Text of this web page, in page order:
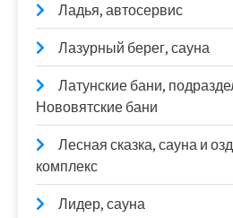
Ладья, автосервис
Лазурный берег, сауна
Латунские бани,
Нововятские бани
Лесная сказка, сауна и
комплекс
Лидер, сауна